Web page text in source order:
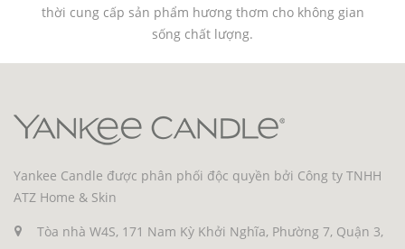
thời cung cấp sản phẩm hương thơm cho không gian
sống chất lượng.
Yankee Candle được phân phối độc quyền bởi Công ty TNHH
ATZ Home & Skin
Tòa nhà W4S, 171 Nam Kỳ Khởi Nghĩa, Phường 7, Quận 3,